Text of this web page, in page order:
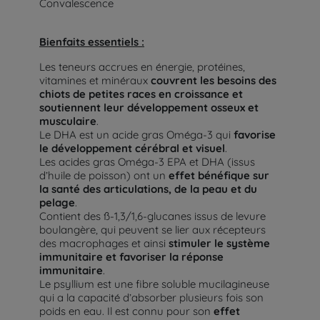
Convalescence
Bienfaits essentiels :
Les teneurs accrues en énergie, protéines,
vitamines et minéraux couvrent les besoins des
chiots de petites races en croissance et
soutiennent leur développement osseux et
musculaire.
Le DHA est un acide gras Oméga-3 qui favorise
le développement cérébral et visuel.
Les acides gras Oméga-3 EPA et DHA (issus
d’huile de poisson) ont un effet bénéfique sur
la santé des articulations, de la peau et du
pelage.
Contient des ß-1,3/1,6-glucanes issus de levure
boulangère, qui peuvent se lier aux récepteurs
des macrophages et ainsi stimuler le système
immunitaire et favoriser la réponse
immunitaire.
Le psyllium est une fibre soluble mucilagineuse
qui a la capacité d’absorber plusieurs fois son
poids en eau. Il est connu pour son effet